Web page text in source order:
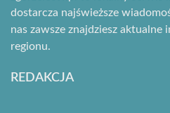
dostarcza najświeższe
nas zawsze znajdziesz aktualne
regionu.
REDAKCJA